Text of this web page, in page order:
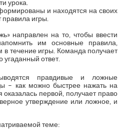
урока.
и находятся на своих
игры.
направлен на то, чтобы ввести
им основные правила,
в течение игры. Команда получает
угаданный ответ.
правдивые и ложные
– как можно быстрее нажать на
оказалась первой, получает право
утверждение или ложное, и
теме: